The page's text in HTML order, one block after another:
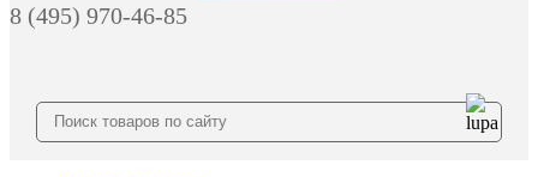
8 (495) 970-46-85